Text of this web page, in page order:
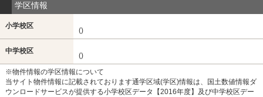
学区情報
小学校区
()
中学校区
()
※物件情報の学区情報について
当サイト物件情報に記載されております通学区域(学区)情報は、国土数値情報ダ
ウンロードサービスが提供する小学校区データ【2016年度】及び中学校区デー